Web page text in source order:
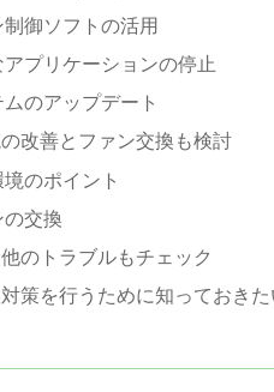
制御ソフトの活用
アプリケーションの停止
ムのアップデート
改善とファン交換も検討
のポイント
の交換
のトラブルもチェック
策を行うために知っておきた